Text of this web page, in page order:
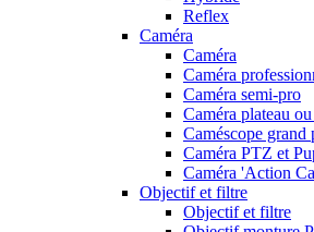
Reflex
Caméra
Caméra
Caméra
Caméra semi-pro
Caméra plateau
Caméscope grand
Caméra PTZ et
Caméra 'Action
Objectif et filtre
Objectif et filtre